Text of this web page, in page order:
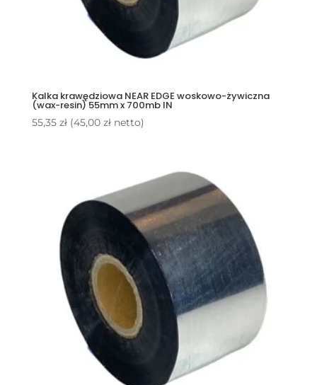
Kalka krawędziowa NEAR EDGE woskowo-żywiczna
(wax-resin) 55mm x 700mb IN
55,35 zł (45,00 złnetto)